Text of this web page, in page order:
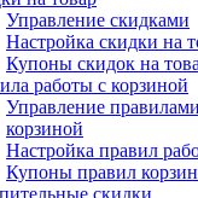
Управление скидками
Настройка скидки на
Купоны скидок на
работы с корзиной
Управление
корзиной
Настройка правил
Купоны правил
скидки